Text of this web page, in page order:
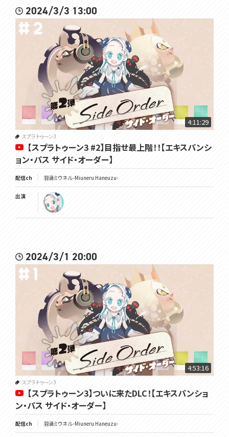
2024/3/3 13:00
4:11:29
スプラトゥーン3
【スプラトゥーン3 #2】目指せ最上階！！【エキスパンシ
ョン・パス サイド・オーダー】
配信ch 羽渦ミウネル -Miuneru Haneuzu-
出演
2024/3/1 20:00
4:53:16
スプラトゥーン3
【スプラトゥーン3】ついに来たDLC！【エキスパンショ
ン・パス サイド・オーダー】
配信ch 羽渦ミウネル -Miuneru Haneuzu-